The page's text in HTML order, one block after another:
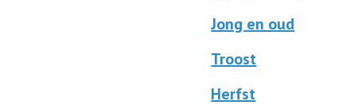
Jong en oud
Troost
Herfst